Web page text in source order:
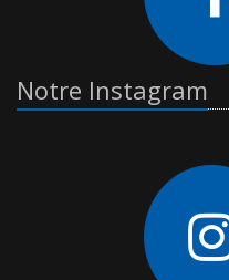
Notre Instagram